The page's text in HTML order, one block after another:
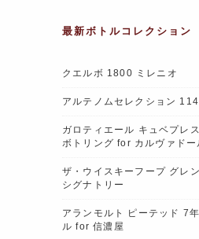
最新ボトルコレクション
クエルボ 1800 ミレニオ
アルテノムセレクション
ガロティエール キュベプレ
ボトリング for カルヴァドー
ザ・ウイスキーフープ グレ
シグナトリー
アランモルト ピーテッド 7
ル for 信濃屋